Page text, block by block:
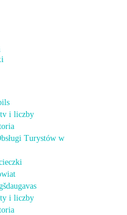
i liczby
Turystów w
i liczby